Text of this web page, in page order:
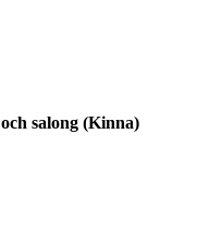
salong (Kinna)